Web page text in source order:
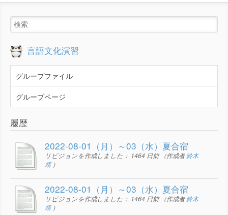
言語文化演習
グループファイル
グループページ
履歴
2022-08-01（月）～03（水）夏合宿
リビジョンを作成しました： 1464 日前（作成者鈴木
靖）
2022-08-01（月）～03（水）夏合宿
リビジョンを作成しました： 1464 日前（作成者鈴木
靖）